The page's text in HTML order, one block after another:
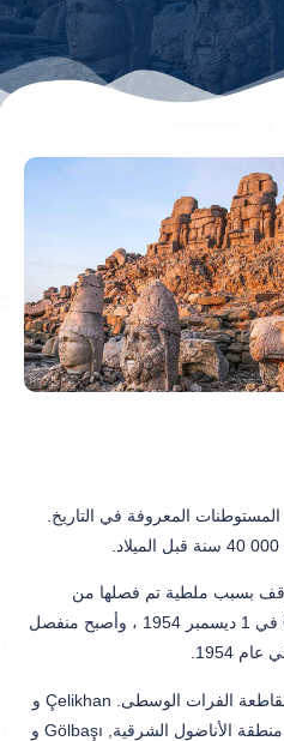
المعروفة في التاريخ.
بسبب ملطية تم فصلها من
ملاطية بموجب القانون رقم 6418 في 1 ديسمبر 1954 ، وأصبح منفصل
1954.
يقع مركز مقاطعة أديامان داخل مقاطعة الفرات الوسطى. Çelikhan و
Gerger في الشمال هي جزء من منطقة الأناضول الشرقية, Gölbaşı و